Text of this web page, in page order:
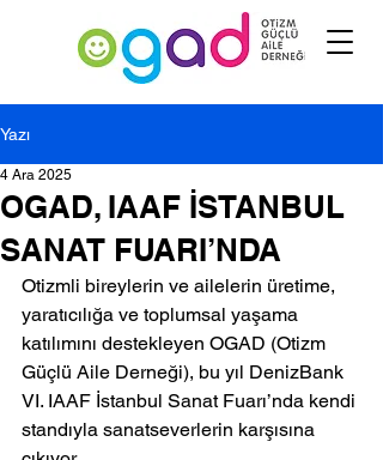
Yazı
OGAD, IAAF İSTANBUL
SANAT FUARI’NDA
4 Ara 2025
Otizmli bireylerin ve ailelerin üretime,
yaratıcılığa ve toplumsal yaşama
katılımını destekleyen OGAD (Otizm
Güçlü Aile Derneği), bu yıl DenizBank
VI. IAAF İstanbul Sanat Fuarı’nda kendi
standıyla sanatseverlerin karşısına